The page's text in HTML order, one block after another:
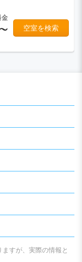
金
空室を検索
ますが、実際の情報と